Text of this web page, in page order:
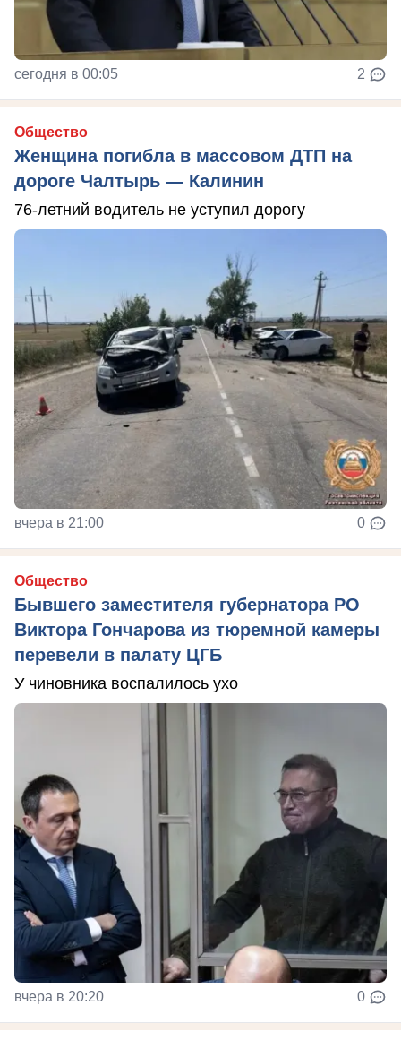
сегодня в 00:05 2
Общество
Женщина погибла в массовом ДТП на
дороге Чалтырь — Калинин
76-летний водитель не уступил дорогу
вчера в 21:00 0
Общество
Бывшего заместителя губернатора РО
Виктора Гончарова из тюремной камеры
перевели в палату ЦГБ
У чиновника воспалилось ухо
вчера в 20:20 0